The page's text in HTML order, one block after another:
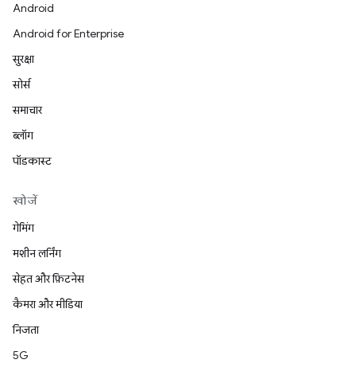
Android
Android for Enterprise
सुरक्षा
सोर्स
समाचार
ब्लॉग
पॉडकास्ट
खोजें
गेमिंग
मशीन लर्निंग
सेहत और फ़िटनेस
कैमरा और मीडिया
निजता
5G